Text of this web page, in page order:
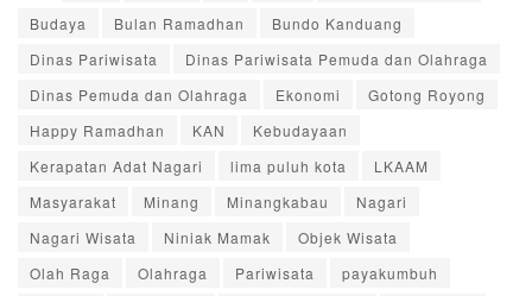
Budaya
Bulan Ramadhan
Bundo Kanduang
Dinas Pariwisata
Dinas Pariwisata Pemuda dan Olahraga
Dinas Pemuda dan Olahraga
Ekonomi
Gotong Royong
Happy Ramadhan
KAN
Kebudayaan
Kerapatan Adat Nagari
lima puluh kota
LKAAM
Masyarakat
Minang Minangkabau
Nagari
Nagari Wisata
Niniak Mamak
Objek Wisata
Olah Raga
Olahraga Pariwisata
payakumbuh